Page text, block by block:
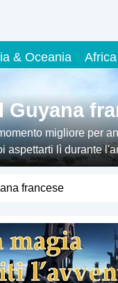
& Oceania Africa
Guyana
migliore per
aspettarti lì durante
francese